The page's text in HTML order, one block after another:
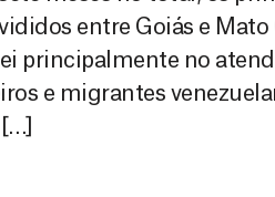
entre Goiás e Mato
principalmente no
e migrantes